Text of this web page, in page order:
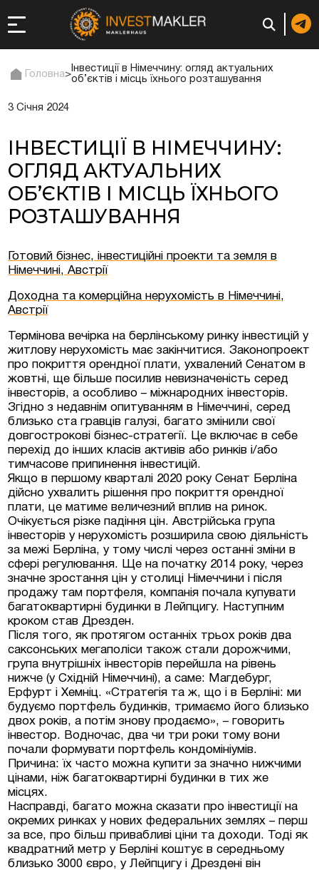
та супутні
реєстрація чи
(фірми) у
ОАЕ | Відкрити
проєкти та
та Австрії
нерухомість у
Головна>
Інвестиції в Німеччину: огляд актуальних
об’єктів і місць їхнього розташування
3 Січня 2024
ІНВЕСТИЦІЇ В НІМЕЧЧИНУ:
ОГЛЯД АКТУАЛЬНИХ
ОБ’ЄКТІВ І МІСЦЬ ЇХНЬОГО
РОЗТАШУВАННЯ
Готовий бізнес, інвестиційні проекти та земля в
Німеччині, Австрії
Доходна та комерційна нерухомість в Німеччині,
Австрії
Термінова вечірка на берлінському ринку інвестицій у
житлову нерухомість має закінчитися. Законопроект
про покриття орендної плати, ухвалений Сенатом в
жовтні, ще більше посилив невизначеність серед
інвесторів, а особливо – міжнародних інвесторів.
Згідно з недавнім опитуванням в Німеччині, серед
близько ста гравців галузі, багато змінили свої
довгострокові бізнес-стратегії. Це включає в себе
перехід до інших класів активів або ринків і/або
тимчасове припинення інвестицій.
Якщо в першому кварталі 2020 року Сенат Берліна
дійсно ухвалить рішення про покриття орендної
плати, це матиме величезний вплив на ринок.
Очікується різке падіння цін. Австрійська група
інвесторів у нерухомість розширила свою діяльність
за межі Берліна, у тому числі через останні зміни в
сфері регулювання. Ще на початку 2014 року, через
значне зростання цін у столиці Німеччини і після
продажу там портфеля, компанія почала купувати
багатоквартирні будинки в Лейпцигу. Наступним
кроком став Дрезден.
Після того, як протягом останніх трьох років два
саксонських мегаполіси також стали дорожчими,
група внутрішніх інвесторів перейшла на рівень
нижче (у Східній Німеччині), а саме: Магдебург,
Ерфурт і Хемніц. «Стратегія та ж, що і в Берліні: ми
будуємо портфель будинків, тримаємо його близько
двох років, а потім знову продаємо», – говорить
інвестор. Водночас, два чи три роки тому вони
почали формувати портфель кондомініумів.
Причина: їх часто можна купити за значно нижчими
цінами, ніж багатоквартирні будинки в тих же
місцях.
Насправді, багато можна сказати про інвестиції на
окремих ринках у нових федеральних землях – перш
за все, про більш привабливі ціни та доходи. Тоді як
квадратний метр у Берліні коштує в середньому
близько 3000 євро, у Лейпцигу і Дрездені він